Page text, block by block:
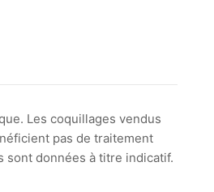
Les coquillages vendus
pas de traitement
sont données à titre indicatif.